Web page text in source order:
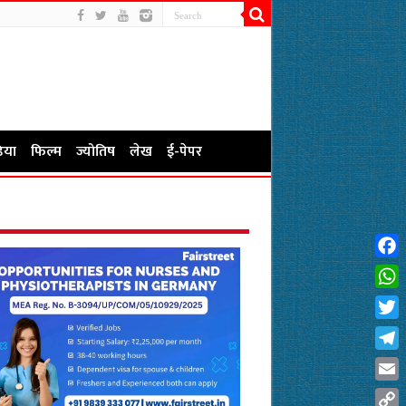
फिल्म ज्योतिष लेख ई-पेपर